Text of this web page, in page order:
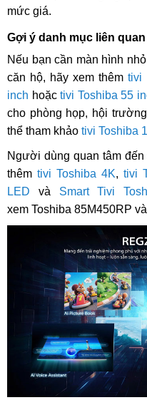
mức giá.
Gợi ý danh mục liên quan
Nếu bạn cần màn hình
căn hộ, hãy xem thêmtivi
inch hoặctivi Toshiba 55
cho phòng họp, hội
thể tham khảo tivi Toshiba
Người dùng quan tâm
thêm tivi Toshiba 4K, tivi
LED và Smart Tivi
xem Toshiba 85M450RP